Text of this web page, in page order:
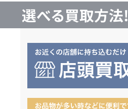
選べる買取方法!